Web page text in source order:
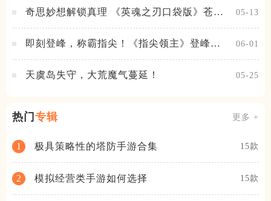
奇思妙想解锁真理 《英魂之刃口袋版》苍天
05-13
即刻登峰，称霸指尖！《指尖领主》登峰测
06-01
天虞岛失守，大荒魔气蔓延！ 05-25
热门 专辑 更多 +
1 极具策略性的塔防手游合集 15款
2 模拟经营类手游如何选择 15款